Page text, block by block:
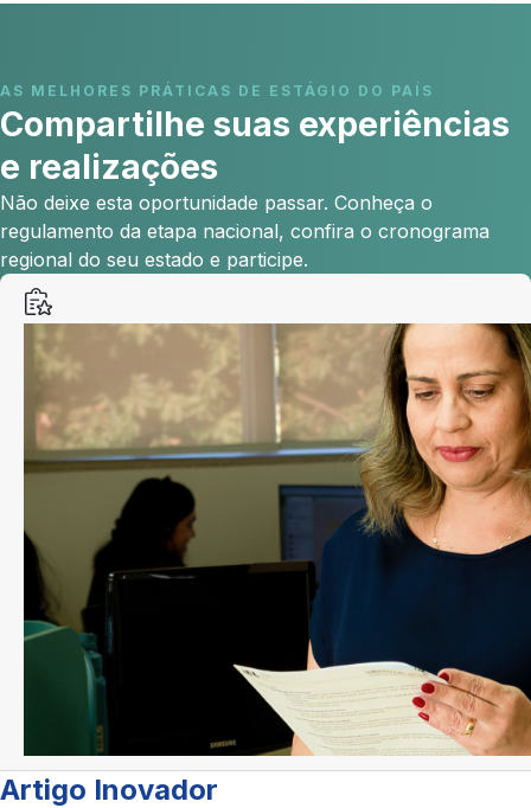
AS MELHORES PRÁTICAS DE ESTÁGIO DO PAÍS
Compartilhe suas experiências
e realizações
Não deixe esta oportunidade passar. Conheça o
regulamento da etapa nacional, confira o cronograma
regional do seu estado e participe.
Artigo Inovador